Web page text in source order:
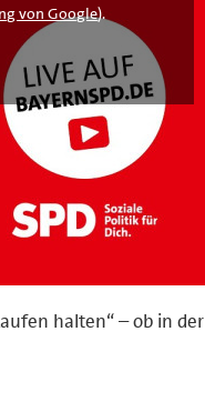
von Google).
halten“ – ob in der